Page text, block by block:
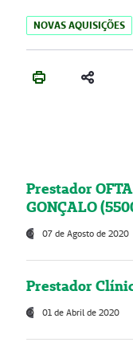
NOVAS AQUISIÇÕES
Prestador
GONÇALO
07 de Agosto de 2020
Prestador
01 de Abril de 2020